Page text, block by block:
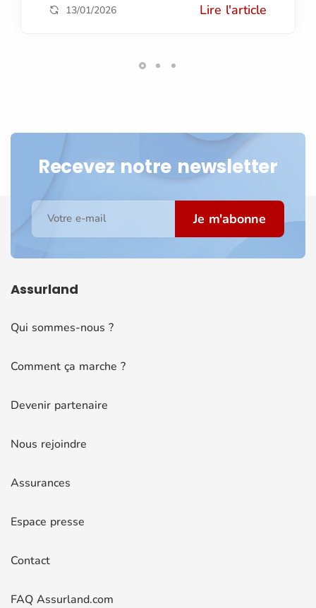
13/01/2026 Lire l'article
Recevez notre newsletter
Votre e-mail Je m'abonne
Assurland
Qui sommes-nous ?
Comment ça marche ?
Devenir partenaire
Nous rejoindre
Assurances
Espace presse
Contact
FAQ Assurland.com